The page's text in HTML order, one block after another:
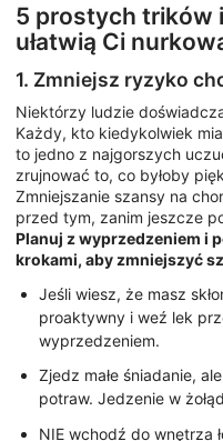
5 prostych trików
ułatwią Ci
1. Zmniejsz ryzyko
Niektórzy ludzie
Każdy, kto kiedykolwiek
to jedno z najgorszych
zrujnować to, co byłoby
Zmniejszanie szansy na
przed tym, zanim jeszcze
Planuj z wyprzedzeniem i
krokami, aby zmniejszyć
Jeśli wiesz, że masz
proaktywny i weź lek
wyprzedzeniem.
Zjedz małe śniadanie,
potraw. Jedzenie w
NIE wchodź do wnętrza